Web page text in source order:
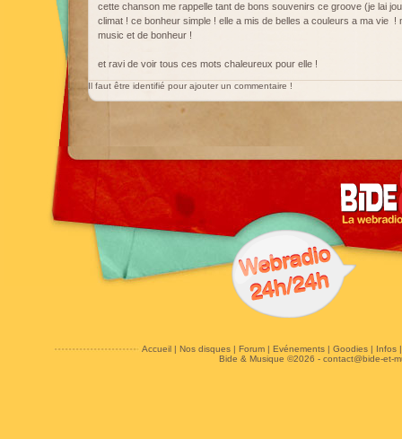
cette chanson me rappelle tant de bons souvenirs ce groove (je lai
climat ! ce bonheur simple ! elle a mis de belles a couleurs a ma vie !
music et de bonheur !
et ravi de voir tous ces mots chaleureux pour elle !
Il faut être identifié pour ajouter un commentaire !
Accueil| Nos disques| Forum| Evénements| Goodies| Infos
Bide & Musique ©2026 - contact@bide-et-